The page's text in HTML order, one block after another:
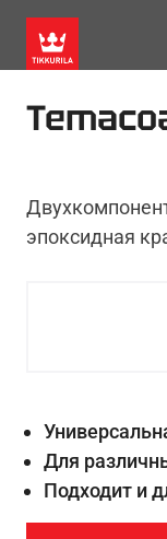
эпоксидная
Для
Подходит и